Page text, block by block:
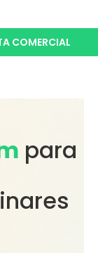
COMERCIAL
para